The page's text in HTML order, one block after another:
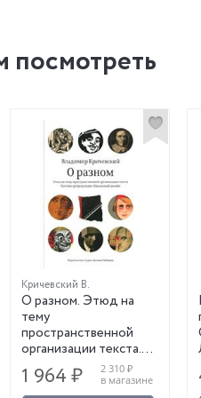
посмотреть
Кричевский В.
О разном. Этюд на
тему
пространственной
организации текста.
Поэтика репродукции.
Идеальный дизайн
1 964 ₽
2 310 ₽
в магазине